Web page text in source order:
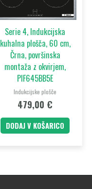
Serie 4, Indukcijska
kuhalna plošča, 60 cm,
Črna, površinska
montaža z okvirjem,
PIF645BB5E
Indukcijske plošče
479,00 €
DODAJ V KOŠARICO